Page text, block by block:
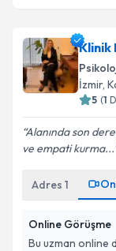
Klinik
İzmir,
5 (1
Alanında son
ve empati kurma...
Adres 1
Online Görüşme
Bu uzman online